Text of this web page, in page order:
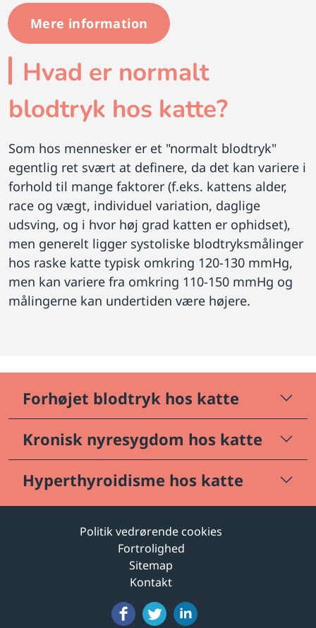
Mere information
Hvad er normalt
blodtryk hos katte?
Som hos mennesker er et "normalt blodtryk"
egentlig ret svært at definere, da det kan variere i
forhold til mange faktorer (f.eks. kattens alder,
race og vægt, individuel variation, daglige
udsving, og i hvor høj grad katten er ophidset),
men generelt ligger systoliske blodtryksmålinger
hos raske katte typisk omkring 120-130 mmHg,
men kan variere fra omkring 110-150 mmHg og
målingerne kan undertiden være højere.
Forhøjet blodtryk hos katte
Kronisk nyresygdom hos katte
Hyperthyroidisme hos katte
Politik vedrørende cookies
Fortrolighed
Sitemap
Kontakt